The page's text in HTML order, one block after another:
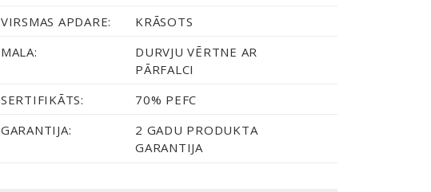
VIRSMAS APDARE:
KRĀSOTS
MALA:
DURVJU VĒRTNE AR
PĀRFALCI
SERTIFIKĀTS:
70% PEFC
GARANTIJA:
2 GADU PRODUKTA
GARANTIJA